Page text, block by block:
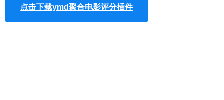
点击下载ymd聚合电影评分插件